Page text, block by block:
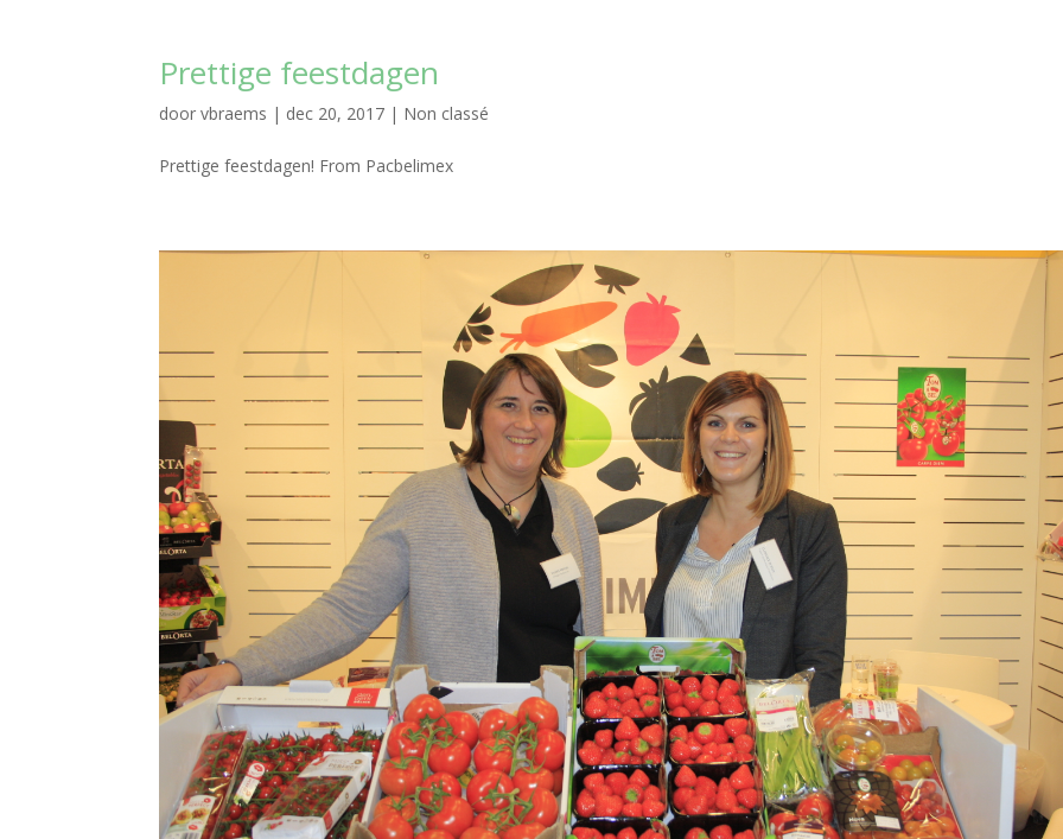
Prettige feestdagen
doorvbraems | dec 20, 2017 | Non classé
Prettige feestdagen! From Pacbelimex